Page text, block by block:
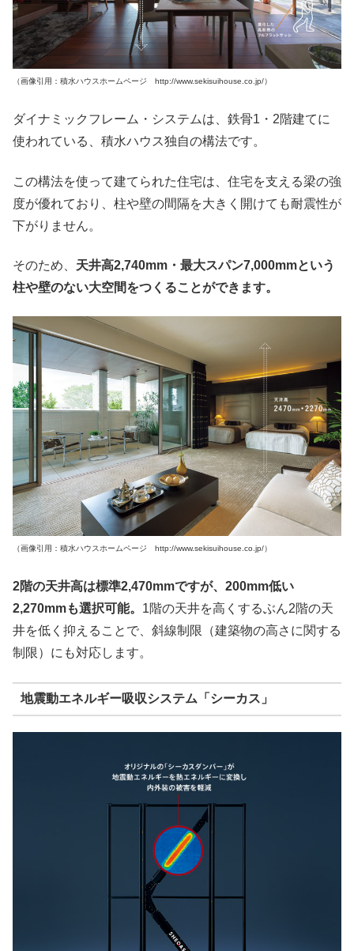
（画像引用：積水ハウスホームページ http://www.sekisuihouse.co.jp/）
ダイナミックフレーム・システムは、鉄骨1・2階建てに
使われている、積水ハウス独自の構法です。
この構法を使って建てられた住宅は、住宅を支える梁の強
度が優れており、柱や壁の間隔を大きく開けても耐震性が
下がりません。
そのため、 天井高2,740mm・最大スパン7,000mmという
柱や壁のない大空間をつくることができます。
（画像引用：積水ハウスホームページ http://www.sekisuihouse.co.jp/）
2階の天井高は標準2,470mmですが、200mm低い
2,270mmも選択可能。 1階の天井を高くするぶん2階の天
井を低く抑えることで、斜線制限（建築物の高さに関する
制限）にも対応します。
地震動エネルギー吸収システム「シーカス」